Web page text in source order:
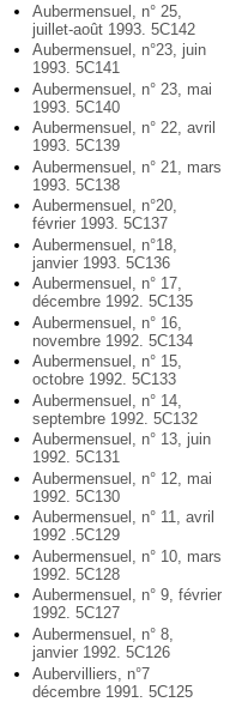
Aubermensuel, n° 25,
juillet-août 1993. 5C142
Aubermensuel, n°23, juin
1993. 5C141
Aubermensuel, n° 23, mai
1993. 5C140
Aubermensuel, n° 22, avril
1993. 5C139
Aubermensuel, n° 21, mars
1993. 5C138
Aubermensuel, n°20,
février 1993. 5C137
Aubermensuel, n°18,
janvier 1993. 5C136
Aubermensuel, n° 17,
décembre 1992. 5C135
Aubermensuel, n° 16,
novembre 1992. 5C134
Aubermensuel, n° 15,
octobre 1992. 5C133
Aubermensuel, n° 14,
septembre 1992. 5C132
Aubermensuel, n° 13, juin
1992. 5C131
Aubermensuel, n° 12, mai
1992. 5C130
Aubermensuel, n° 11, avril
1992 .5C129
Aubermensuel, n° 10, mars
1992. 5C128
Aubermensuel, n° 9, février
1992. 5C127
Aubermensuel, n° 8,
janvier 1992. 5C126
Aubervilliers, n°7
décembre 1991. 5C125